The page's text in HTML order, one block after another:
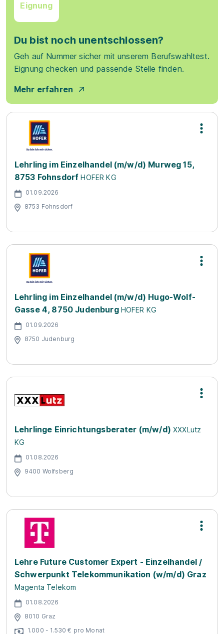
Eignung
Du bist noch unentschlossen?
Geh auf Nummer sicher mit unserem Berufswahltest.
Eignung checken und passende Stelle finden.
Mehr erfahren
Lehrling im Einzelhandel (m/w/d) Murweg 15,
8753 Fohnsdorf HOFER KG
01.09.2026
8753 Fohnsdorf
Lehrling im Einzelhandel (m/w/d) Hugo-Wolf-
Gasse 4, 8750 Judenburg HOFER KG
01.09.2026
8750 Judenburg
Lehrlinge Einrichtungsberater (m/w/d) XXXLutz
KG
01.08.2026
9400 Wolfsberg
Lehre Future Customer Expert - Einzelhandel /
Schwerpunkt Telekommunikation (w/m/d) Graz
Magenta Telekom
01.08.2026
8010 Graz
1.000 - 1.530 € pro Monat